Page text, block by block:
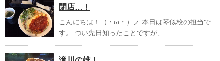
閉店…！
こんにちは！（・ω・）ノ 本日は琴似校の担当で
す。 つい先日知ったことですが、 ...